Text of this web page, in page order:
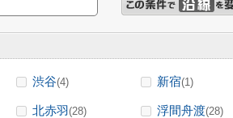
渋谷(4) 新宿(1)
北赤羽(28) 浮間舟渡(28)